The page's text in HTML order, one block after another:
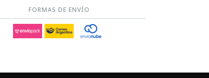
FORMAS DE ENVÍO